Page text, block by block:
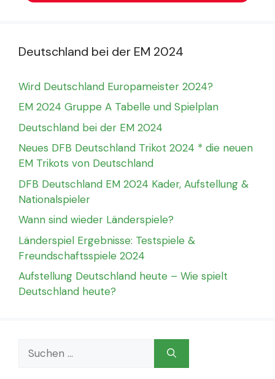
Deutschland bei der EM 2024
Wird Deutschland Europameister 2024?
EM 2024 Gruppe A Tabelle und Spielplan
Deutschland bei der EM 2024
Neues DFB Deutschland Trikot 2024 * die neuen
EM Trikots von Deutschland
DFB Deutschland EM 2024 Kader, Aufstellung &
Nationalspieler
Wann sind wieder Länderspiele?
Länderspiel Ergebnisse: Testspiele &
Freundschaftsspiele 2024
Aufstellung Deutschland heute – Wie spielt
Deutschland heute?
Suchen
nach: